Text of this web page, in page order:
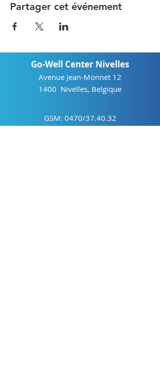
Partager cet événement
Go-Well Center Nivelles
Avenue Jean-Monnet 12
1400 Nivelles, Belgique
GSM: 0470/37.40.32